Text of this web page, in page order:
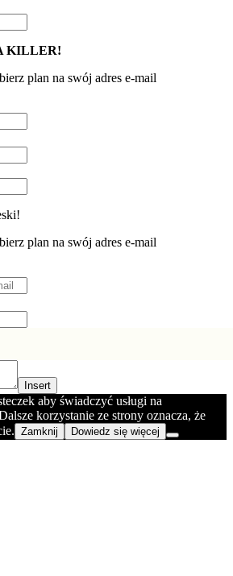
KILLER!
plan na swój adres e-mail
plan na swój adres e-mail
Insert
aby świadczyć usługi na
korzystanie ze strony oznacza, że
Zamknij Dowiedz się więcej